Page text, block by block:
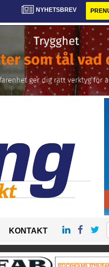
NYHETSBREV
KONTAKT